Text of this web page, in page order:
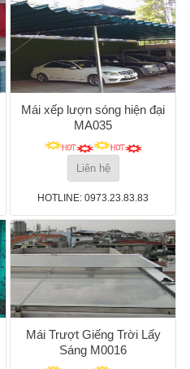
Mái xếp lượn sóng hiện đại
MA035
Liên hệ
HOTLINE: 0973.23.83.83
Mái Trượt Giếng Trời Lấy
Sáng M0016